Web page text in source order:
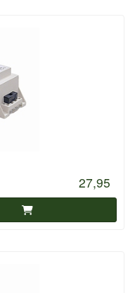
27,95